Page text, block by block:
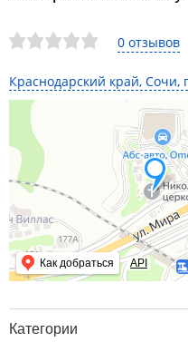
0 отзывов
Краснодарский край, Сочи,
Как добраться API
Категории